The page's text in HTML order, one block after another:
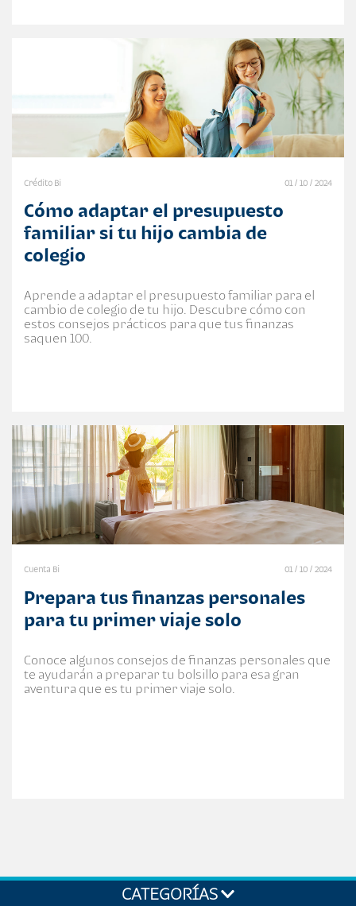
Crédito Bi 01 / 10 / 2024
Cómo adaptar el presupuesto
familiar si tu hijo cambia de
colegio
Aprende a adaptar el presupuesto familiar para el
cambio de colegio de tu hijo. Descubre cómo con
estos consejos prácticos para que tus finanzas
saquen 100.
Cuenta Bi 01 / 10 / 2024
Prepara tus finanzas personales
para tu primer viaje solo
Conoce algunos consejos de finanzas personales que
te ayudarán a preparar tu bolsillo para esa gran
aventura que es tu primer viaje solo.
CATEGORÍAS